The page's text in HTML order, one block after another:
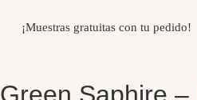
¡Muestras gratuitas con tu pedido!